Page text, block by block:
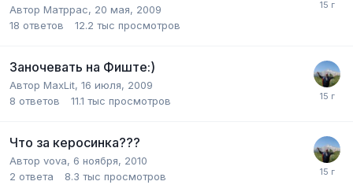
Автор Матррас, 20 мая, 2009
18 ответов 12.2 тыс просмотров
Заночевать на Фиште:)
Автор MaxLit, 16 июля, 2009
8 ответов 11.1 тыс просмотров
Что за керосинка???
Автор vova, 6 ноября, 2010
2 ответа 8.3 тыс просмотров